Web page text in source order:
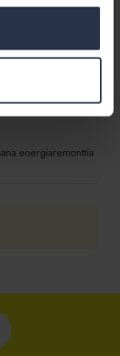
energiaremonttia